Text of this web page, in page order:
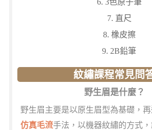
直尺
橡皮擦
2B鉛筆
紋繡課程常見問
野生眉是什麼？
野生眉主要是以原生眉型為基礎，
仿真毛流手法，以機器紋繡的方式